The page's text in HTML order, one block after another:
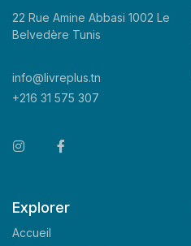
22 Rue Amine Abbasi 1002 Le
Belvedère Tunis
info@livreplus.tn
+216 31 575 307
Explorer
Accueil